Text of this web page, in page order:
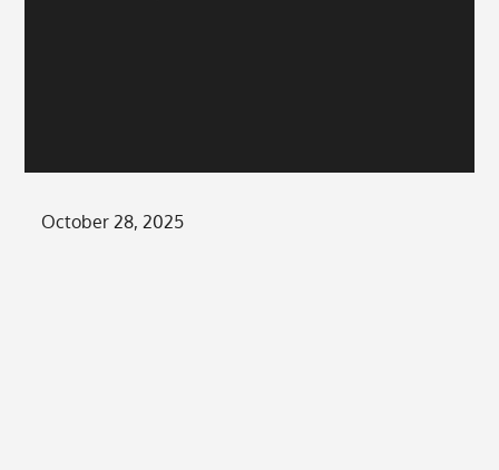
Posted
October 28, 2025